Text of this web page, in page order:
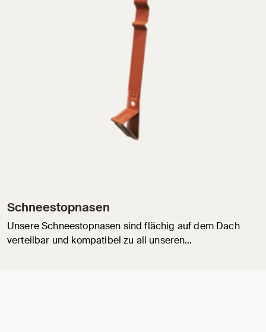
Schneestopnasen
Unsere Schneestopnasen sind flächig auf dem Dach
verteilbar und kompatibel zu all unseren…